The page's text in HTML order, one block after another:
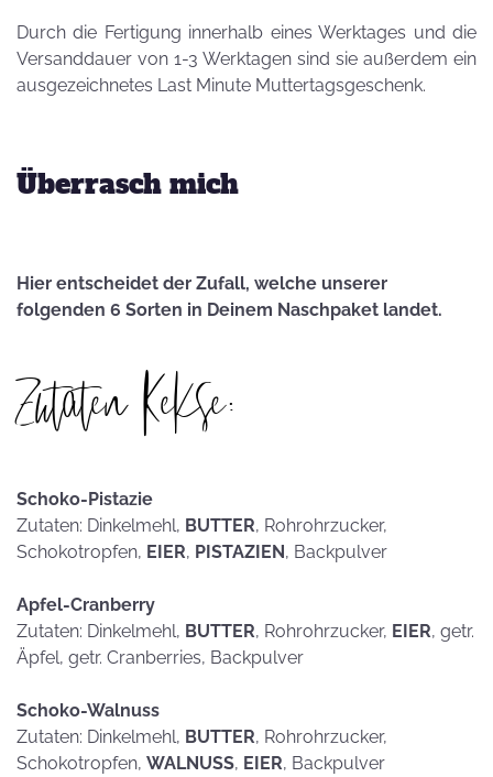
Durch die Fertigung innerhalb eines Werktages und die
Versanddauer von 1-3 Werktagen sind sie außerdem ein
ausgezeichnetes Last Minute Muttertagsgeschenk.
Überrasch mich
Hier entscheidet der Zufall, welche unserer
folgenden 6 Sorten in Deinem Naschpaket landet.
Zutaten Kekse:
Schoko-Pistazie
Zutaten: Dinkelmehl, BUTTER, Rohrohrzucker,
Schokotropfen, EIER, PISTAZIEN, Backpulver
Apfel-Cranberry
Zutaten: Dinkelmehl, BUTTER, Rohrohrzucker, EIER, getr.
Äpfel, getr. Cranberries, Backpulver
Schoko-Walnuss
Zutaten: Dinkelmehl, BUTTER, Rohrohrzucker,
Schokotropfen, WALNUSS, EIER, Backpulver